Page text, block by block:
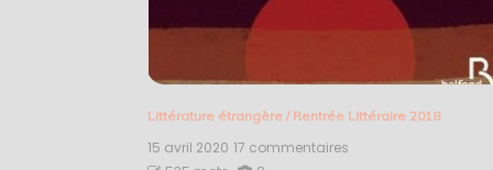
Littérature étrangère / Rentrée Littéraire 2018
15 avril 2020 17 commentaires